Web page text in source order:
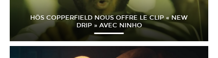
HÖS COPPERFIELD NOUS OFFRE LE CLIP « NEW
DRIP » AVEC NINHO